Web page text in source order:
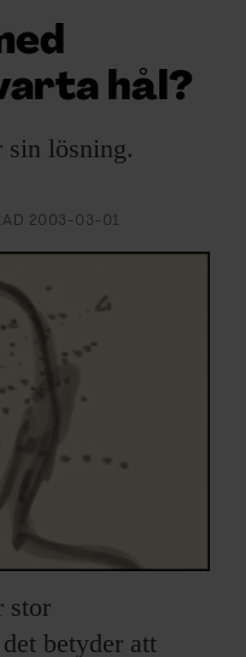
hål?
sin lösning.
2003-03-01
stor
betyder att